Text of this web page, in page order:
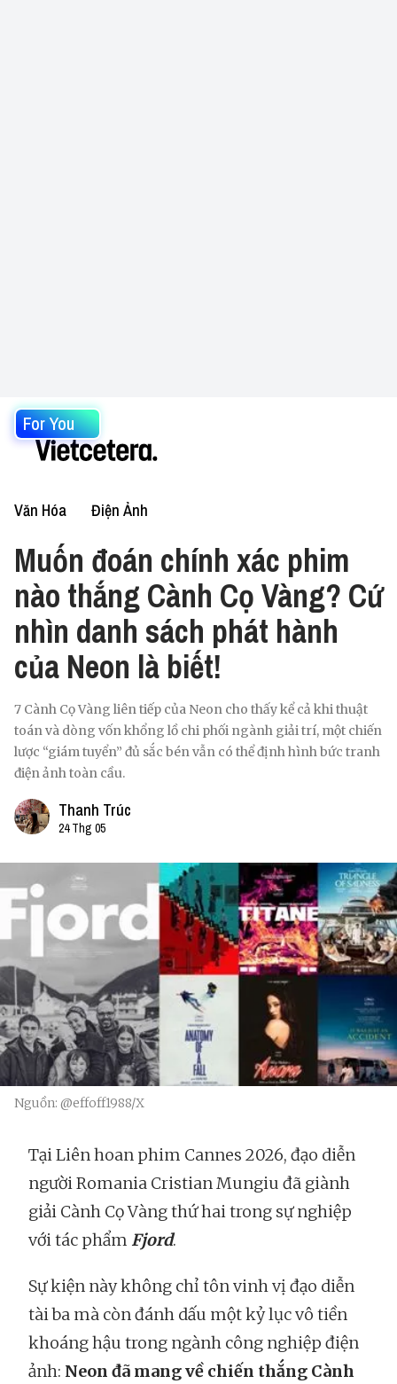
For You
Văn Hóa Điện Ảnh
Muốn đoán chính xác phim
nào thắng Cành Cọ Vàng? Cứ
nhìn danh sách phát hành
của Neon là biết!
7 Cành Cọ Vàng liên tiếp của Neon cho thấy kể cả khi thuật
toán và dòng vốn khổng lồ chi phối ngành giải trí, một chiến
lược “giám tuyển” đủ sắc bén vẫn có thể định hình bức tranh
điện ảnh toàn cầu.
Thanh Trúc
24 Thg 05
Nguồn: @effoff1988/X
Tại Liên hoan phim Cannes 2026, đạo diễn
người Romania Cristian Mungiu đã giành
giải Cành Cọ Vàng thứ hai trong sự nghiệp
với tác phẩm Fjord.
Sự kiện này không chỉ tôn vinh vị đạo diễn
tài ba mà còn đánh dấu một kỷ lục vô tiền
khoáng hậu trong ngành công nghiệp điện
ảnh: Neon đã mang về chiến thắng Cành